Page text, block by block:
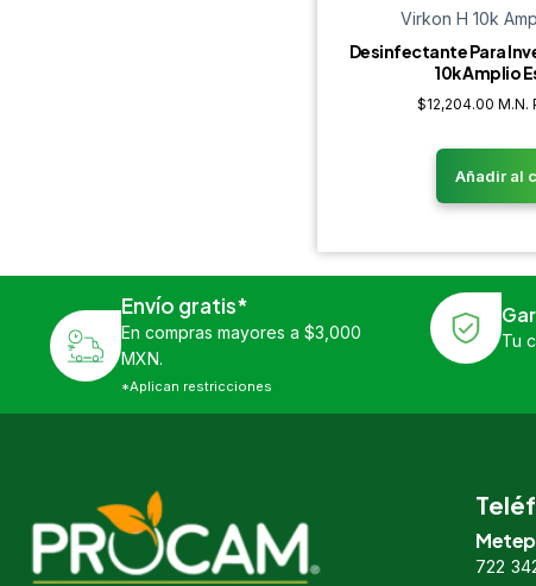
Desinfectante Para
10k Amplio
$12,204.00 M.N.
Añadir al
Envío gratis*
En compras mayores a $3,000
MXN.
*Aplican restricciones
Tu
722